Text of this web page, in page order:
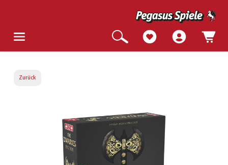
Zurück
Bildergalerie überspringen